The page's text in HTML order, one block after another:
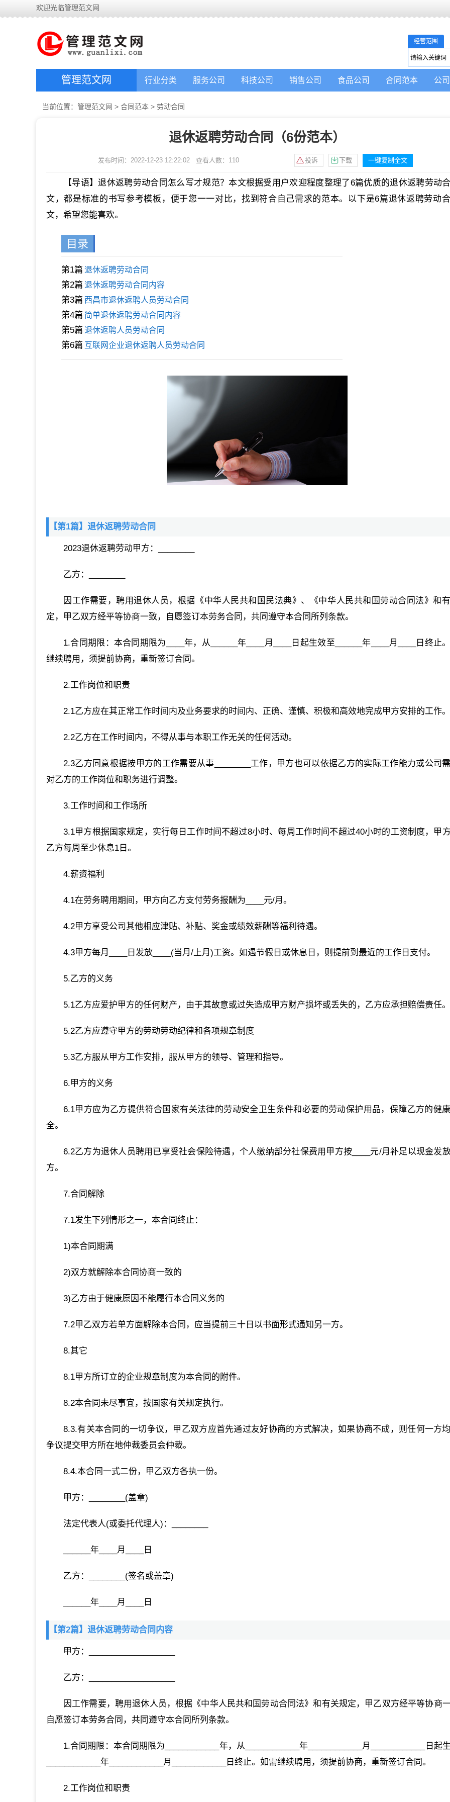
欢迎光临管理范文网
经营范围
管理范文网 行业分类 服务公司 科技公司 销售公司 食品公司 合同范本 公
当前位置： 管理范文网 > 合同范本 > 劳动合同
退休返聘劳动合同（6份范本）
发布时间：2022-12-23 12:22:02 查看人数： 110 投诉 下载 一键复制全文
【导语】退休返聘劳动合同怎么写才规范？本文根据受用户欢迎程度整理了6篇优质的退休返聘劳动
文，都是标准的书写参考模板，便于您一一对比，找到符合自己需求的范本。以下是6篇退休返聘劳动
文，希望您能喜欢。
目录
第1篇 退休返聘劳动合同
第2篇 退休返聘劳动合同内容
第3篇 西昌市退休返聘人员劳动合同
第4篇 简单退休返聘劳动合同内容
第5篇 退休返聘人员劳动合同
第6篇 互联网企业退休返聘人员劳动合同
【第1篇】退休返聘劳动合同
2023退休返聘劳动甲方：________
乙方：________
因工作需要，聘用退休人员，根据《中华人民共和国民法典》、《中华人民共和国劳动合同法》和
定，甲乙双方经平等协商一致，自愿签订本劳务合同，共同遵守本合同所列条款。
1.合同期限：本合同期限为____年，从______年____月____日起生效至______年____月____日终止
继续聘用，须提前协商，重新签订合同。
2.工作岗位和职责
2.1乙方应在其正常工作时间内及业务要求的时间内、正确、谨慎、积极和高效地完成甲方安排的工作。
2.2乙方在工作时间内，不得从事与本职工作无关的任何活动。
2.3乙方同意根据按甲方的工作需要从事________工作，甲方也可以依据乙方的实际工作能力或公司
对乙方的工作岗位和职务进行调整。
3.工作时间和工作场所
3.1甲方根据国家规定，实行每日工作时间不超过8小时、每周工作时间不超过40小时的工资制度，甲
乙方每周至少休息1日。
4.薪资福利
4.1在劳务聘用期间，甲方向乙方支付劳务报酬为____元/月。
4.2甲方享受公司其他相应津贴、补贴、奖金或绩效薪酬等福利待遇。
4.3甲方每月____日发放____(当月/上月)工资。如遇节假日或休息日，则提前到最近的工作日支付。
5.乙方的义务
5.1乙方应爱护甲方的任何财产，由于其故意或过失造成甲方财产损坏或丢失的，乙方应承担赔偿责任。
5.2乙方应遵守甲方的劳动劳动纪律和各项规章制度
5.3乙方服从甲方工作安排，服从甲方的领导、管理和指导。
6.甲方的义务
6.1甲方应为乙方提供符合国家有关法律的劳动安全卫生条件和必要的劳动保护用品，保障乙方的健
全。
6.2乙方为退休人员聘用已享受社会保险待遇，个人缴纳部分社保费用甲方按____元/月补足以现金发
方。
7.合同解除
7.1发生下列情形之一，本合同终止：
1)本合同期满
2)双方就解除本合同协商一致的
3)乙方由于健康原因不能履行本合同义务的
7.2甲乙双方若单方面解除本合同，应当提前三十日以书面形式通知另一方。
8.其它
8.1甲方所订立的企业规章制度为本合同的附件。
8.2本合同未尽事宜，按国家有关规定执行。
8.3.有关本合同的一切争议，甲乙双方应首先通过友好协商的方式解决，如果协商不成，则任何一方
争议提交甲方所在地仲裁委员会仲裁。
8.4.本合同一式二份，甲乙双方各执一份。
甲方：________(盖章)
法定代表人(或委托代理人)：________
______年____月____日
乙方：________(签名或盖章)
______年____月____日
【第2篇】退休返聘劳动合同内容
甲方：___________________
乙方：___________________
因工作需要，聘用退休人员，根据《中华人民共和国劳动合同法》和有关规定，甲乙双方经平等协商
自愿签订本劳务合同，共同遵守本合同所列条款。
1.合同期限：本合同期限为____________年，从____________年____________月____________日起
____________年____________月____________日终止。如需继续聘用，须提前协商，重新签订合同。
2.工作岗位和职责